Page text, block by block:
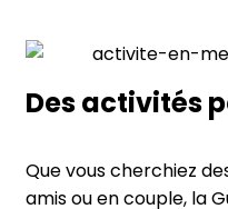
Des activités
Que vous cherchiez
amis ou en couple, la